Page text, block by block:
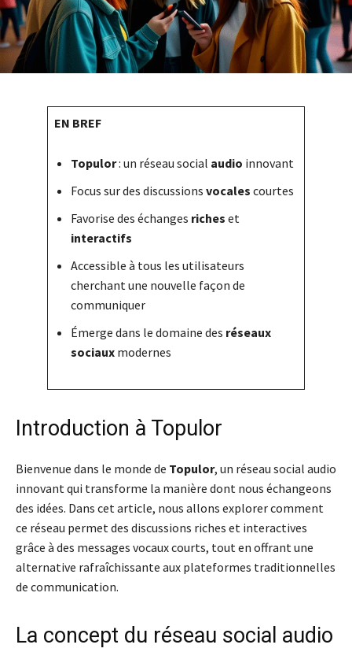
EN BREF
Topulor: un réseau social audio innovant
Focus sur des discussions vocales courtes
Favorise des échanges riches et
interactifs
Accessible à tous les utilisateurs
cherchant une nouvelle façon de
communiquer
Émerge dans le domaine des réseaux
sociaux modernes
Introduction à Topulor
Bienvenue dans le monde de Topulor, un réseau social audio
innovant qui transforme la manière dont nous échangeons
des idées. Dans cet article, nous allons explorer comment
ce réseau permet des discussions riches et interactives
grâce à des messages vocaux courts, tout en offrant une
alternative rafraîchissante aux plateformes traditionnelles
de communication.
La concept du réseau social audio